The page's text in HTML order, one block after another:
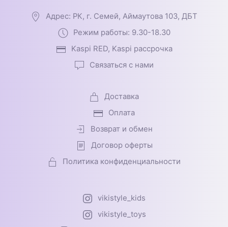
Адрес: РК, г. Семей, Аймаутова 103, ДБТ
Режим работы: 9.30-18.30
Kaspi RED, Kaspi рассрочка
Связаться с нами
Доставка
Оплата
Возврат и обмен
Договор оферты
Политика конфиденциальности
vikistyle_kids
vikistyle_toys